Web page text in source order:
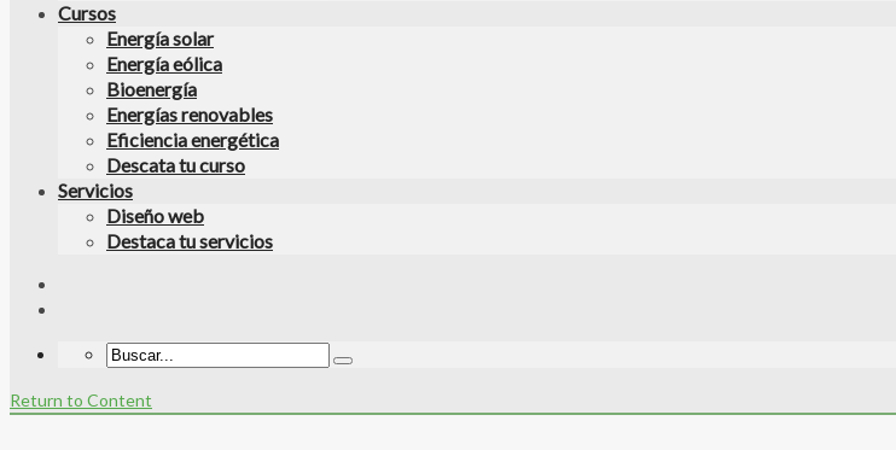
Cursos
Energía solar
Energía eólica
Bioenergía
Energías renovables
Eficiencia energética
Descata tu curso
Servicios
Diseño web
Destaca tu servicios
Return to Content